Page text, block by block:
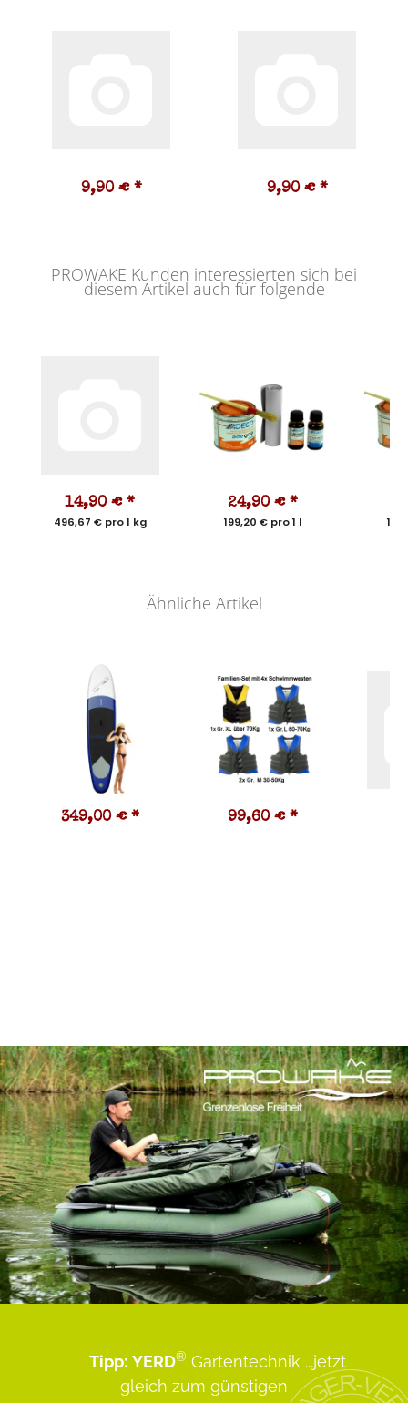
9,90 € * 9,90 € *
PROWAKE Kunden interessierten sich bei
diesem Artikel auch für folgende
14,90 € *
496,67 € pro 1 kg
24,90 € *
199,20 € pro 1 l
Ähnliche Artikel
349,00 € * 99,60 € *
Tipp: YERD® Gartentechnik ...jetzt
gleich zum günstigen